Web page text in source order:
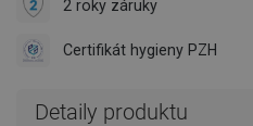
2 roky záruky
Certifikát hygieny PZH
Detaily produktu